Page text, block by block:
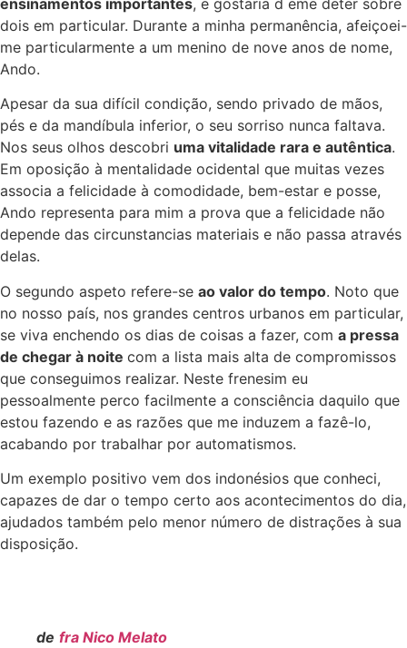
ensinamentos importantes, e gostaria d eme deter sobre
dois em particular. Durante a minha permanência, afeiçoei-
me particularmente a um menino de nove anos de nome,
Ando.
Apesar da sua difícil condição, sendo privado de mãos,
pés e da mandíbula inferior, o seu sorriso nunca faltava.
Nos seus olhos descobri uma vitalidade rara e autêntica.
Em oposição à mentalidade ocidental que muitas vezes
associa a felicidade à comodidade, bem-estar e posse,
Ando representa para mim a prova que a felicidade não
depende das circunstancias materiais e não passa através
delas.
O segundo aspeto refere-se ao valor do tempo. Noto que
no nosso país, nos grandes centros urbanos em particular,
se viva enchendo os dias de coisas a fazer, com a pressa
de chegar à noite com a lista mais alta de compromissos
que conseguimos realizar. Neste frenesim eu
pessoalmente perco facilmente a consciência daquilo que
estou fazendo e as razões que me induzem a fazê-lo,
acabando por trabalhar por automatismos.
Um exemplo positivo vem dos indonésios que conheci,
capazes de dar o tempo certo aos acontecimentos do dia,
ajudados também pelo menor número de distrações à sua
disposição.
de fra Nico Melato